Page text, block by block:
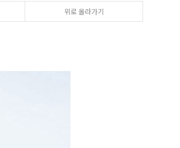
위로 올라가기